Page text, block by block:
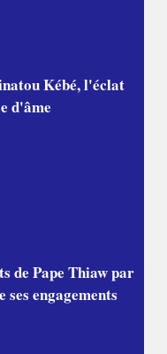
Kébé, l'éclat
d'âme
de Pape Thiaw par
engagements